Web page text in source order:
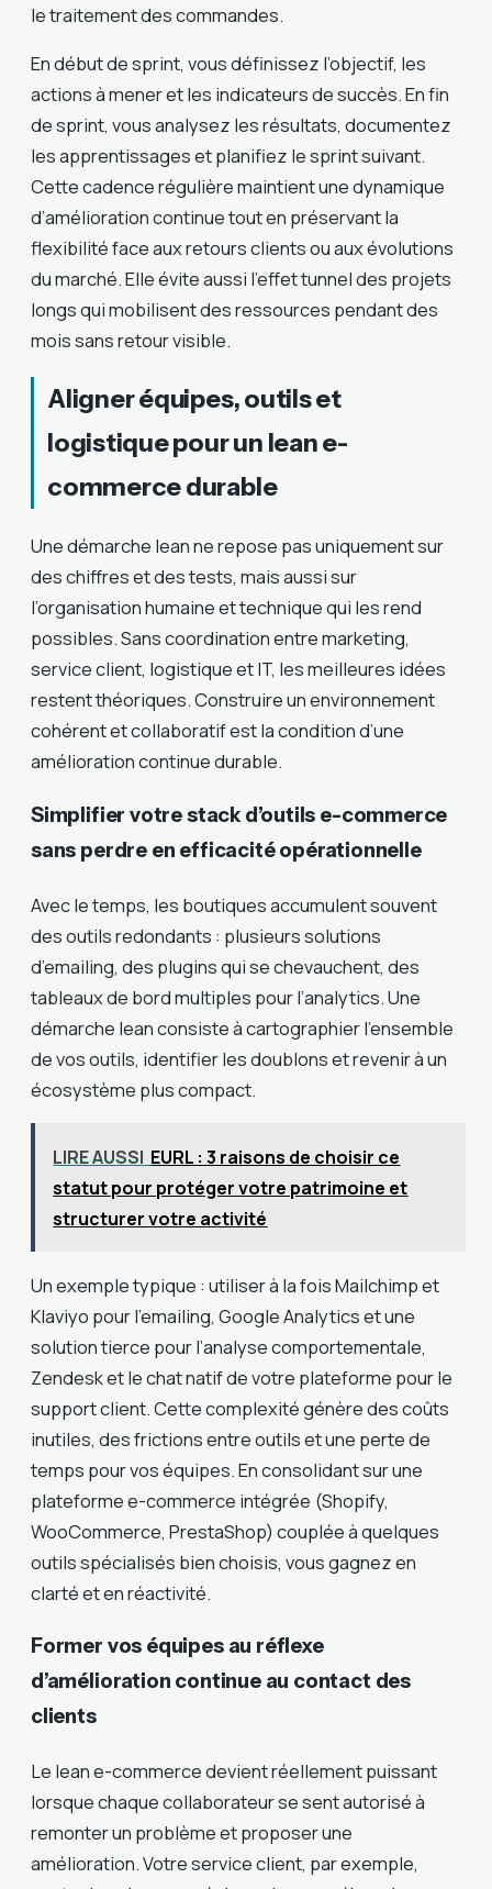
le traitement des commandes.
En début de sprint, vous définissez l’objectif, les
actions à mener et les indicateurs de succès. En fin
de sprint, vous analysez les résultats, documentez
les apprentissages et planifiez le sprint suivant.
Cette cadence régulière maintient une dynamique
d’amélioration continue tout en préservant la
flexibilité face aux retours clients ou aux évolutions
du marché. Elle évite aussi l’effet tunnel des projets
longs qui mobilisent des ressources pendant des
mois sans retour visible.
Aligner équipes, outils et
logistique pour un lean e-
commerce durable
Une démarche lean ne repose pas uniquement sur
des chiffres et des tests, mais aussi sur
l’organisation humaine et technique qui les rend
possibles. Sans coordination entre marketing,
service client, logistique et IT, les meilleures idées
restent théoriques. Construire un environnement
cohérent et collaboratif est la condition d’une
amélioration continue durable.
Simplifier votre stack d’outils e-commerce
sans perdre en efficacité opérationnelle
Avec le temps, les boutiques accumulent souvent
des outils redondants : plusieurs solutions
d’emailing, des plugins qui se chevauchent, des
tableaux de bord multiples pour l’analytics. Une
démarche lean consiste à cartographier l’ensemble
de vos outils, identifier les doublons et revenir à un
écosystème plus compact.
LIRE AUSSI EURL : 3 raisons de choisir ce
statut pour protéger votre patrimoine et
structurer votre activité
Un exemple typique : utiliser à la fois Mailchimp et
Klaviyo pour l’emailing, Google Analytics et une
solution tierce pour l’analyse comportementale,
Zendesk et le chat natif de votre plateforme pour le
support client. Cette complexité génère des coûts
inutiles, des frictions entre outils et une perte de
temps pour vos équipes. En consolidant sur une
plateforme e-commerce intégrée (Shopify,
WooCommerce, PrestaShop) couplée à quelques
outils spécialisés bien choisis, vous gagnez en
clarté et en réactivité.
Former vos équipes au réflexe
d’amélioration continue au contact des
clients
Le lean e-commerce devient réellement puissant
lorsque chaque collaborateur se sent autorisé à
remonter un problème et proposer une
amélioration. Votre service client, par exemple,